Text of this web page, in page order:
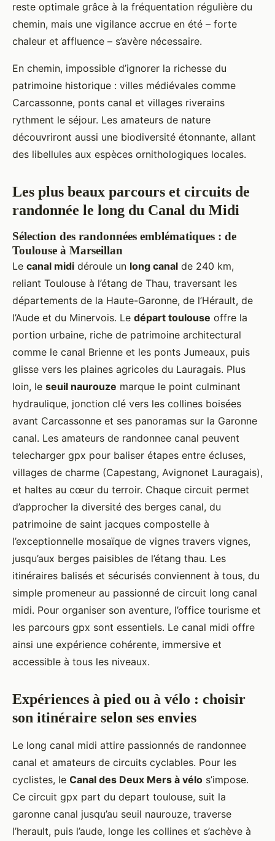
reste optimale grâce à la fréquentation régulière du
chemin, mais une vigilance accrue en été – forte
chaleur et affluence – s’avère nécessaire.
En chemin, impossible d’ignorer la richesse du
patrimoine historique : villes médiévales comme
Carcassonne, ponts canal et villages riverains
rythment le séjour. Les amateurs de nature
découvriront aussi une biodiversité étonnante, allant
des libellules aux espèces ornithologiques locales.
Les plus beaux parcours et circuits de
randonnée le long du Canal du Midi
Sélection des randonnées emblématiques : de
Toulouse à Marseillan
Le canal midi déroule un long canal de 240 km,
reliant Toulouse à l’étang de Thau, traversant les
départements de la Haute-Garonne, de l’Hérault, de
l’Aude et du Minervois. Le départ toulouse offre la
portion urbaine, riche de patrimoine architectural
comme le canal Brienne et les ponts Jumeaux, puis
glisse vers les plaines agricoles du Lauragais. Plus
loin, le seuil naurouze marque le point culminant
hydraulique, jonction clé vers les collines boisées
avant Carcassonne et ses panoramas sur la Garonne
canal. Les amateurs de randonnee canal peuvent
telecharger gpx pour baliser étapes entre écluses,
villages de charme (Capestang, Avignonet Lauragais),
et haltes au cœur du terroir. Chaque circuit permet
d’approcher la diversité des berges canal, du
patrimoine de saint jacques compostelle à
l’exceptionnelle mosaïque de vignes travers vignes,
jusqu’aux berges paisibles de l’étang thau. Les
itinéraires balisés et sécurisés conviennent à tous, du
simple promeneur au passionné de circuit long canal
midi. Pour organiser son aventure, l’office tourisme et
les parcours gpx sont essentiels. Le canal midi offre
ainsi une expérience cohérente, immersive et
accessible à tous les niveaux.
Expériences à pied ou à vélo : choisir
son itinéraire selon ses envies
Le long canal midi attire passionnés de randonnee
canal et amateurs de circuits cyclables. Pour les
cyclistes, le Canal des Deux Mers à vélo s’impose.
Ce circuit gpx part du depart toulouse, suit la
garonne canal jusqu’au seuil naurouze, traverse
l’herault, puis l’aude, longe les collines et s’achève à